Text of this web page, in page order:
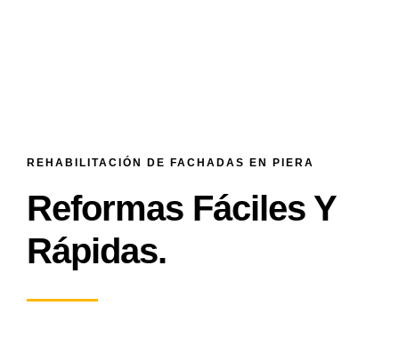
REHABILITACIÓN DE FACHADAS EN PIERA
Reformas Fáciles Y
Rápidas.